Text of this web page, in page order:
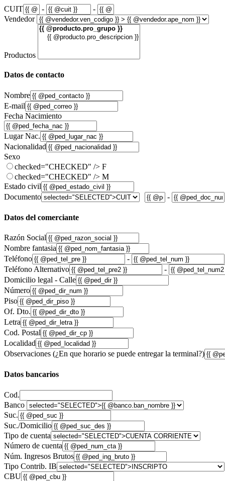
CUIT -
-
Vendedor
Productos
Datos de contacto
Nombre
E-mail
Fecha Nacimiento
Lugar Nac.
Nacionalidad
Sexo
checked="CHECKED" /> F
checked="CHECKED" /> M
Estado civil
Documento
-
Datos del comerciante
Razón Social
Nombre fantasia
Teléfono
-
Teléfono Alternativo
-
Domicilio legal - Calle
Número
Piso
Of. Dto.
Letra
Cod. Postal
Localidad
Observaciones (¿En que horario se puede entregar la terminal?)
Datos bancarios
Cod.
Banco
Suc.
Suc./Domicilio
Tipo de cuenta
Número de cuenta
Núm. Ingresos Brutos
Tipo Contrib. IB
CBU